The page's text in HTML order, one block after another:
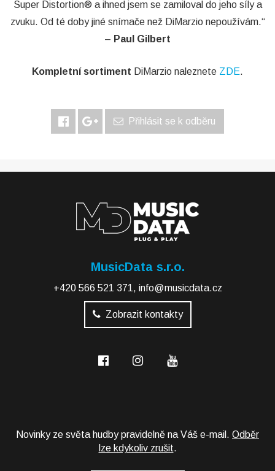
Super Distortion® a ihned jsem se zamiloval do jeho síly a
zvuku. Od té doby jiné snímače než DiMarzio nepoužívám.“
– Paul Gilbert
Kompletní sortiment DiMarzio naleznete ZDE.
Přihlásit se k odběru
MusicData s.r.o.
+420 566 521 371 , info@musicdata.cz
Zobrazit kontakty
Novinky ze světa hudby pravidelně na Váš e-mail. Odběr
lze kdykoliv zrušit.